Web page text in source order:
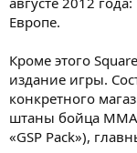
Европе.
Кроме этого
издание игры.
конкретного
штаны бойца
«GSP Pack»),